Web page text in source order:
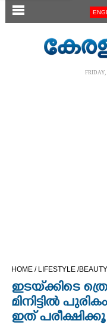
SECTIONS
OPINION
HOME / LIFESTYLE /BEAUTY
ഇടയ്‌ക്കിടെ
മിനിട്ടിൽ
ഇത് പരീക്ഷിക്കൂ